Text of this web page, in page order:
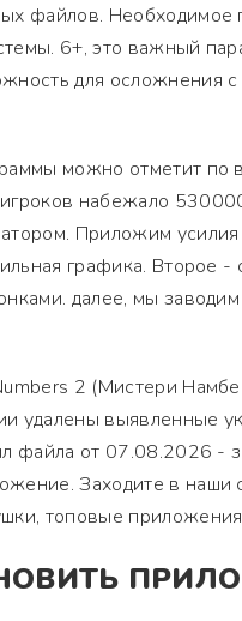
файлов.
6+, это важный
для осложнения
можно отметит по
набежало
Приложим
графика. Второе
далее, мы
2 (Мистери
удалены выявленные
файла от 07.08.2026 -
Заходите в наши
топовые